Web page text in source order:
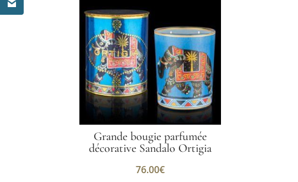
Grande bougie parfumée
décorative Sandalo Ortigia
76.00€